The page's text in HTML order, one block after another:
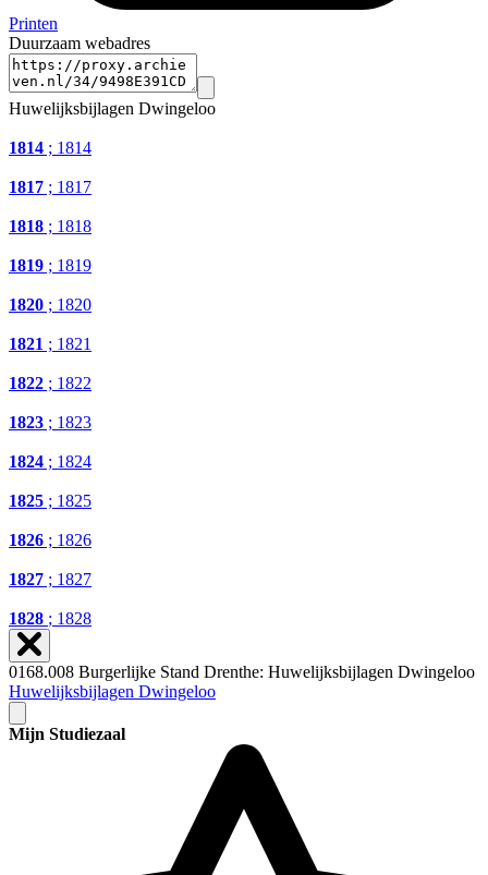
Printen
Duurzaam webadres
Huwelijksbijlagen Dwingeloo
1814 ; 1814
1817 ; 1817
1818 ; 1818
1819 ; 1819
1820 ; 1820
1821 ; 1821
1822 ; 1822
1823 ; 1823
1824 ; 1824
1825 ; 1825
1826 ; 1826
1827 ; 1827
1828 ; 1828
0168.008 Burgerlijke Stand Drenthe: Huwelijksbijlagen Dwingeloo
Huwelijksbijlagen Dwingeloo
Mijn Studiezaal